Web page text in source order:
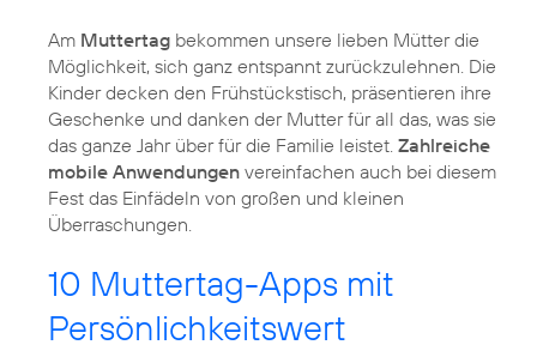
Am Muttertag bekommen unsere lieben Mütter die
Möglichkeit, sich ganz entspannt zurückzulehnen. Die
Kinder decken den Frühstückstisch, präsentieren ihre
Geschenke und danken der Mutter für all das, was sie
das ganze Jahr über für die Familie leistet. Zahlreiche
mobile Anwendungen vereinfachen auch bei diesem
Fest das Einfädeln von großen und kleinen
Überraschungen.
10 Muttertag-Apps mit
Persönlichkeitswert